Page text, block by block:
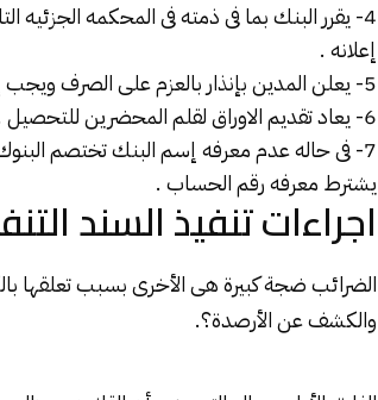
إعلانه .
5- يعلن المدين بإنذار بالعزم على الصرف ويجب إرفاق شهاده بعدم وجود إشكالات او بما تم فيها .
6- يعاد تقديم الاوراق لقلم المحضرين للتحصيل .
7- فى حاله عدم معرفه إسم البنك تختصم البنوك
يشترط معرفه رقم الحساب .
اجراءات تنفيذ السند
الضرائب ضجة كبيرة هى الأخرى بسبب تعلقها
والكشف عن الأرصدة؟.